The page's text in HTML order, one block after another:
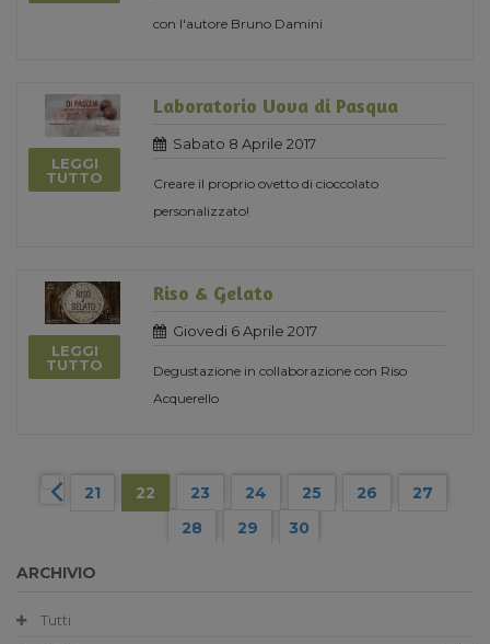
con l'autore Bruno Damini
LEGGI
TUTTO
Laboratorio Uova di Pasqua
Sabato 8 Aprile 2017
Creare il proprio ovetto di cioccolato
personalizzato!
LEGGI
TUTTO
Riso & Gelato
Giovedi 6 Aprile 2017
Degustazione in collaborazione con Riso
Acquerello
21 22 23 24 25 26
27
28
29 30
ARCHIVIO
Tutti